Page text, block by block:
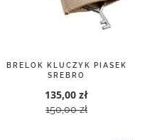
BRELOK KLUCZYK PIASEK
SREBRO
135,00 zł
150,00 zł